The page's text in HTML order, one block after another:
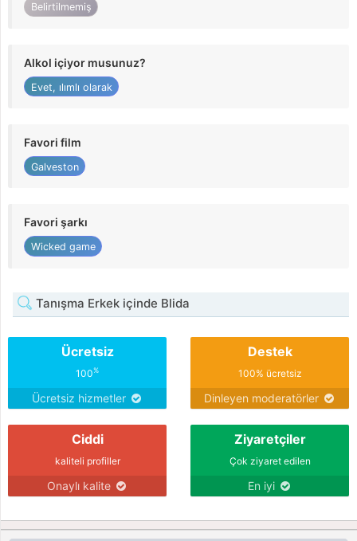
Belirtilmemiş
Alkol içiyor musunuz?
Evet, ılımlı olarak
Favori film
Galveston
Favori şarkı
Wicked game
Tanışma Erkek içinde Blida
Ücretsiz
100%
Ücretsiz hizmetler
Destek
100% ücretsiz
Dinleyen moderatörler
Ciddi
kaliteli profiller
Onaylı kalite
Ziyaretçiler
Çok ziyaret edilen
En iyi